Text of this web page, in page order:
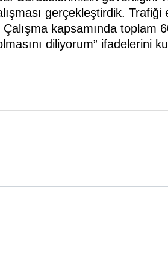
gerçekleştirdik. Trafiği
kapsamında toplam
diliyorum” ifadelerini